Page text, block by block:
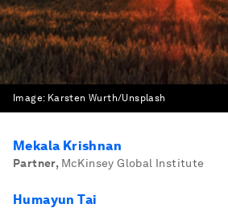
Image: Karsten Wurth/Unsplash
Mekala Krishnan
Partner, McKinsey Global Institute
Humayun Tai